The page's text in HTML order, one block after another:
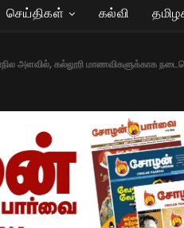
செய்திகள் கல்வி
அளவில், கல்லூரி மாணவிகளுக்காக